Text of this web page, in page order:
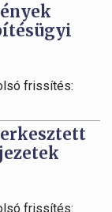
frissítés:
frissítés: